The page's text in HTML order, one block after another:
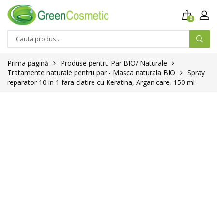
0
Products
Prima pagină
Produse pentru Par BIO/ Naturale
Tratamente naturale pentru par - Masca naturala BIO
Spray
reparator 10 in 1 fara clatire cu Keratina, Arganicare, 150 ml